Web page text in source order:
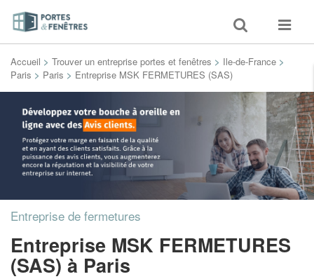
Toggle
search
Toggle
Accueil > Trouver un entreprise portes et fenêtres > Ile-de-France >
Paris > Paris > Entreprise MSK FERMETURES (SAS)
Entreprise de fermetures
Entreprise MSK FERMETURES
(SAS)à Paris